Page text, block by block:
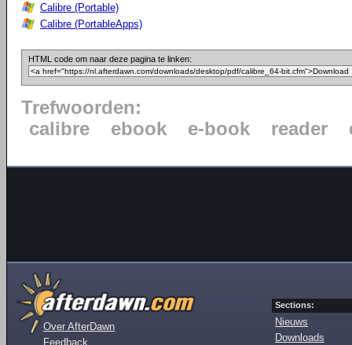
Calibre (Portable)
Calibre (PortableApps)
HTML code om naar deze pagina te linken:
Trefwoorden:
calibre
ebook e-book reader
Over AfterDawn
Feedback
Sections:
Nieuws
Downloads